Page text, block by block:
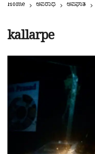
Home ಅಪರಾಧ ಅಪಘಾತ
kallarpe